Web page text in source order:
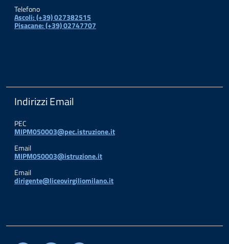
Telefono
Ascoli: (+39) 027382515
Pisacane: (+39) 02747707
Indirizzi Email
PEC
MIPM050003@pec.istruzione.it
Email
MIPM050003@istruzione.it
Email
dirigente@liceovirgiliomilano.it